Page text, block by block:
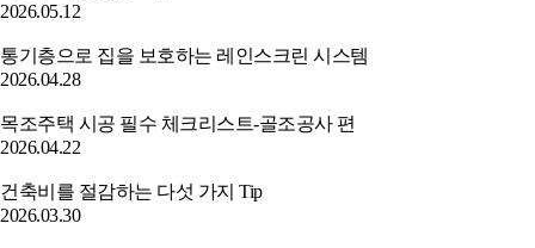
2026.05.12
통기층으로 집을 보호하는 레인스크린 시스템
2026.04.28
목조주택 시공 필수 체크리스트-골조공사 편
2026.04.22
건축비를 절감하는 다섯 가지 Tip
2026.03.30